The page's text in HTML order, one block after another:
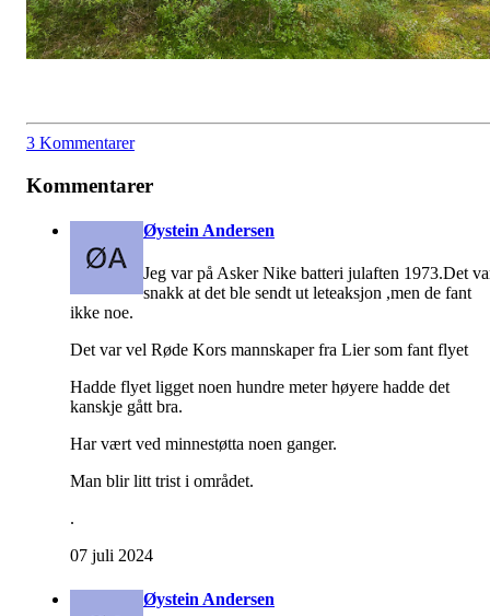
3 Kommentarer
Kommentarer
Øystein Andersen
Jeg var på Asker Nike batteri julaften 1973.Det
snakk at det ble sendt ut leteaksjon ,men de fant
ikke noe.
Det var vel Røde Kors mannskaper fra Lier som fant flyet
Hadde flyet ligget noen hundre meter høyere hadde det
kanskje gått bra.
Har vært ved minnestøtta noen ganger.
Man blir litt trist i området.
.
07 juli 2024
Øystein Andersen